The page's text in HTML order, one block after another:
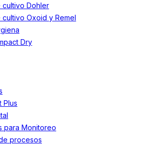
Dohler
Oxoid y Remel
Dry
Plus
para Monitoreo
procesos